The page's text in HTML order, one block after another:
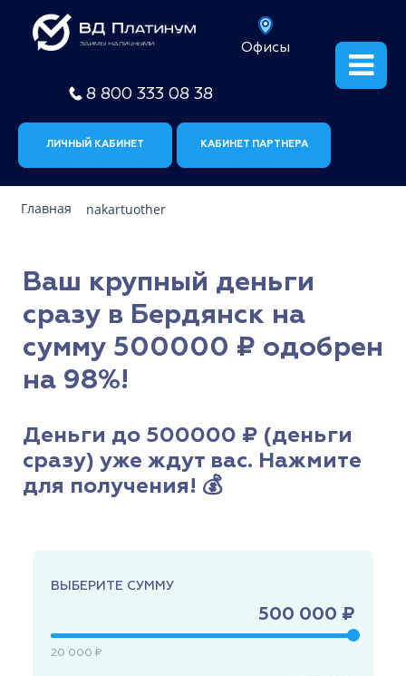
Офисы
8 800 333 08 38
ЛИЧНЫЙ КАБИНЕТ КАБИНЕТ ПАРТНЕРА
Главная nakartuother
Ваш крупный деньги
сразу в Бердянск на
сумму 500000 ₽ одобрен
на 98%!
Деньги до 500000 ₽ (деньги
сразу) уже ждут вас. Нажмите
для получения! 💰
ВЫБЕРИТЕ СУММУ
500 000 ₽
20 000 ₽